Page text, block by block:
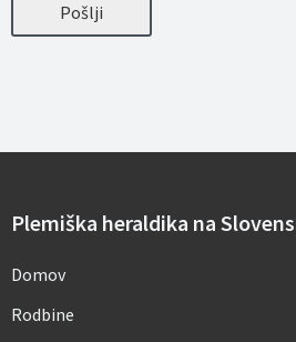
s
p
t
o
v
*
Pošlji
Plemiška heraldika na
Domov
Rodbine